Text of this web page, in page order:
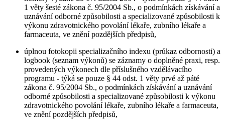
1 věty šesté zákona č. 95/2004 Sb., o podmínkách získávání a
uznávání odborné způsobilosti a specializované způsobilosti k
výkonu zdravotnického povolání lékaře, zubního lékaře a
farmaceuta, ve znění pozdějších předpisů,
úplnou fotokopii specializačního indexu (průkaz odbornosti) a
logbook (seznam výkonů) se záznamy o doplněné praxi, resp.
provedených výkonech dle příslušného vzdělávacího
programu - týká se pouze § 44 odst. 1 věty prvé až páté
zákona č. 95/2004 Sb., o podmínkách získávání a uznávání
odborné způsobilosti a specializované způsobilosti k výkonu
zdravotnického povolání lékaře, zubního lékaře a farmaceuta,
ve znění pozdějších předpisů,